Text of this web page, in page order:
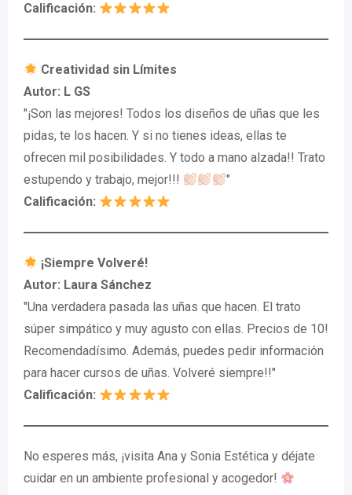
Calificación:
Creatividad sin Límites
Autor: L GS
"¡Son las mejores! Todos los diseños de uñas que les
pidas, te los hacen. Y si no tienes ideas, ellas te
ofrecen mil posibilidades. Y todo a mano alzada!! Trato
estupendo y trabajo, mejor!!!
"
Calificación:
¡Siempre Volveré!
Autor: Laura Sánchez
"Una verdadera pasada las uñas que hacen. El trato
súper simpático y muy agusto con ellas. Precios de 10!
Recomendadísimo. Además, puedes pedir información
para hacer cursos de uñas. Volveré siempre!!"
Calificación:
No esperes más, ¡visita Ana y Sonia Estética y déjate
cuidar en un ambiente profesional y acogedor!